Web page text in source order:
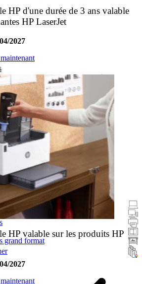
et tablettes
bureau
grand format
HP d'une durée de 3 ans valable
HP LaserJet
2027
HP valable sur les produits HP
2027